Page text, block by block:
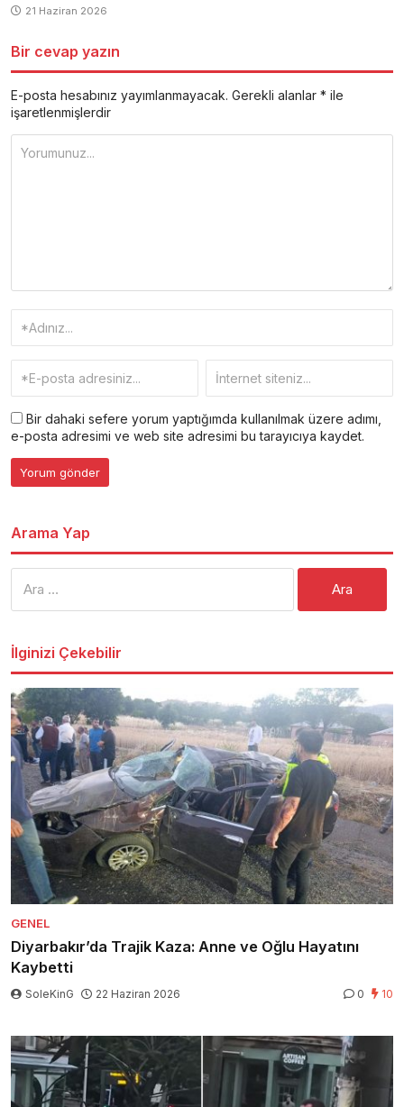
21 Haziran 2026
Bir cevap yazın
E-posta hesabınız yayımlanmayacak. Gerekli alanlar * ile
işaretlenmişlerdir
Bir dahaki sefere yorum yaptığımda kullanılmak üzere adımı,
e-posta adresimi ve web site adresimi bu tarayıcıya kaydet.
Arama Yap
İlginizi Çekebilir
GENEL
Diyarbakır’da Trajik Kaza: Anne ve Oğlu Hayatını
Kaybetti
SoleKinG 22 Haziran 2026 0 10